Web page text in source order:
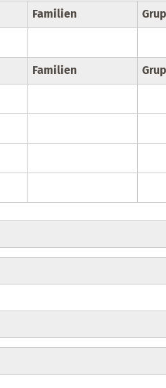
Familien
Familien